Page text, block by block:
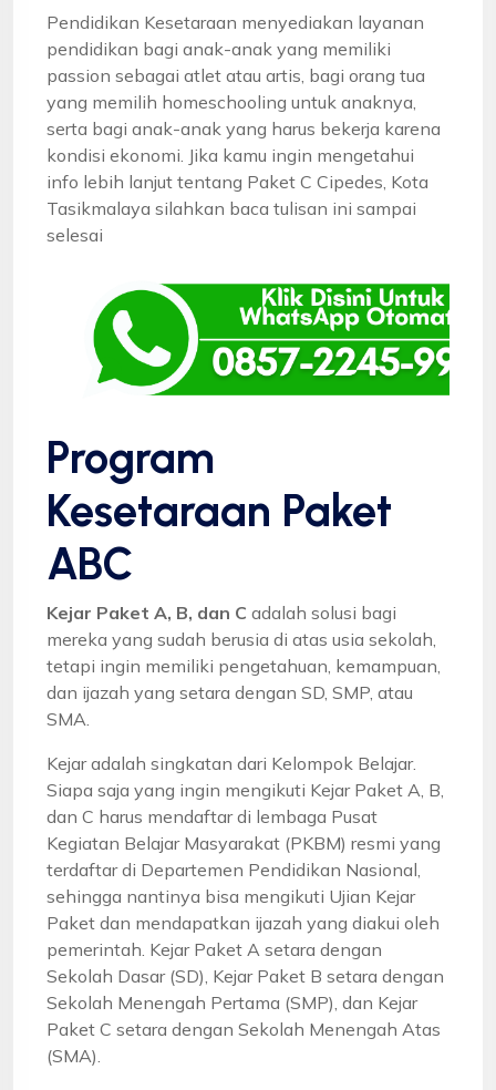
Pendidikan Kesetaraan menyediakan layanan
pendidikan bagi anak-anak yang memiliki
passion sebagai atlet atau artis, bagi orang tua
yang memilih homeschooling untuk anaknya,
serta bagi anak-anak yang harus bekerja karena
kondisi ekonomi. Jika kamu ingin mengetahui
info lebih lanjut tentang Paket C Cipedes, Kota
Tasikmalaya silahkan baca tulisan ini sampai
selesai
Program
Kesetaraan Paket
ABC
Kejar Paket A, B, dan C adalah solusi bagi
mereka yang sudah berusia di atas usia sekolah,
tetapi ingin memiliki pengetahuan, kemampuan,
dan ijazah yang setara dengan SD, SMP, atau
SMA.
Kejar adalah singkatan dari Kelompok Belajar.
Siapa saja yang ingin mengikuti Kejar Paket A, B,
dan C harus mendaftar di lembaga Pusat
Kegiatan Belajar Masyarakat (PKBM) resmi yang
terdaftar di Departemen Pendidikan Nasional,
sehingga nantinya bisa mengikuti Ujian Kejar
Paket dan mendapatkan ijazah yang diakui oleh
pemerintah. Kejar Paket A setara dengan
Sekolah Dasar (SD), Kejar Paket B setara dengan
Sekolah Menengah Pertama (SMP), dan Kejar
Paket C setara dengan Sekolah Menengah Atas
(SMA).